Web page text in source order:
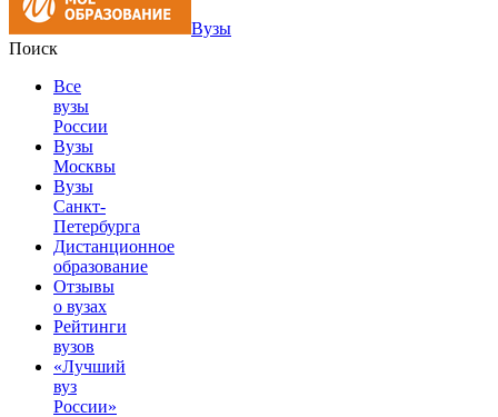
Вузы
Поиск
Все
вузы
России
Вузы
Москвы
Вузы
Санкт-
Петербурга
Дистанционное
образование
Отзывы
о вузах
Рейтинги
вузов
«Лучший
вуз
России»